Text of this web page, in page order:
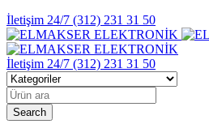
İletişim 24/7 (312) 231 31 50
İletişim 24/7 (312) 231 31 50